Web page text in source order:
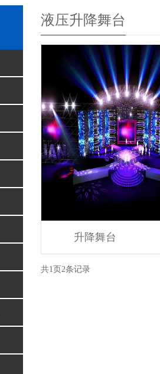
液压升降舞台
升降舞台
共1 页 2条记录